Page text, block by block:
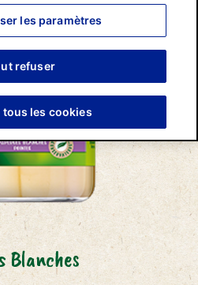
Blanches
les paramètres
refuser
les cookies